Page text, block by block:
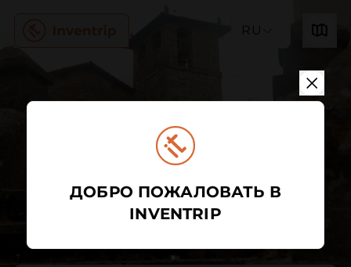
RU
ДОБРО ПОЖАЛОВАТЬ В
INVENTRIP